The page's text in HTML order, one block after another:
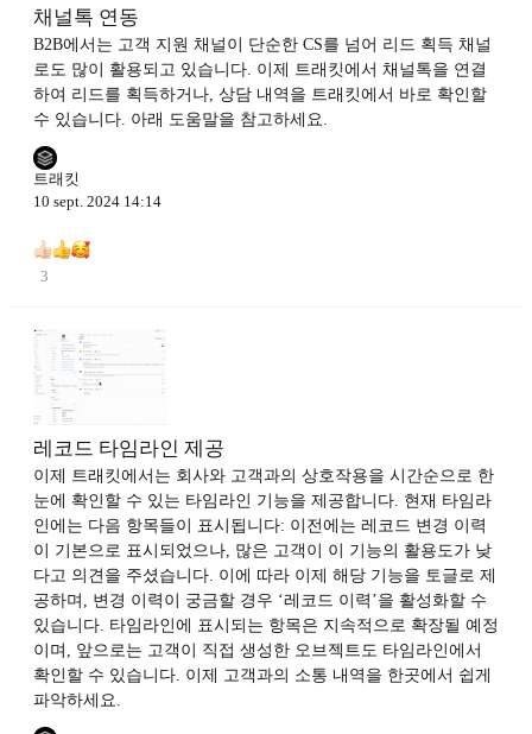
채널톡 연동
B2B에서는 고객 지원 채널이 단순한 CS를 넘어 리드 획득 채널
로도 많이 활용되고 있습니다. 이제 트래킷에서 채널톡을 연결
하여 리드를 획득하거나, 상담 내역을 트래킷에서 바로 확인할
수 있습니다. 아래 도움말을 참고하세요.
트래킷
10 sept. 2024 14:14
3
레코드 타임라인 제공
이제 트래킷에서는 회사와 고객과의 상호작용을 시간순으로 한
눈에 확인할 수 있는 타임라인 기능을 제공합니다. 현재 타임라
인에는 다음 항목들이 표시됩니다: 이전에는 레코드 변경 이력
이 기본으로 표시되었으나, 많은 고객이 이 기능의 활용도가 낮
다고 의견을 주셨습니다. 이에 따라 이제 해당 기능을 토글로 제
공하며, 변경 이력이 궁금할 경우 ‘레코드 이력’을 활성화할 수
있습니다. 타임라인에 표시되는 항목은 지속적으로 확장될 예정
이며, 앞으로는 고객이 직접 생성한 오브젝트도 타임라인에서
확인할 수 있습니다. 이제 고객과의 소통 내역을 한곳에서 쉽게
파악하세요.